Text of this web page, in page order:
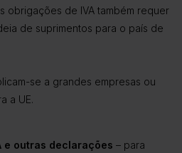
obrigações de IVA também requer
de suprimentos para o país de
se a grandes empresas ou
a UE.
e outras declarações – para